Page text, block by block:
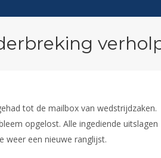
Medewerkers
Formulieren
NK's
JEC
Veteranenwedstrijden
Scheidsrechterslijst
Opleidingen
Tuchtzaken
tot de mailbox van wedstrijdzaken.
opgelost. Alle ingediende uitslagen
weer een nieuwe ranglijst.